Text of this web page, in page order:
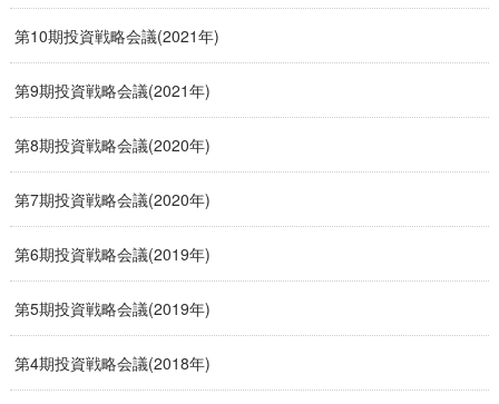
第10期投資戦略会議(2021年)
第9期投資戦略会議(2021年)
第8期投資戦略会議(2020年)
第7期投資戦略会議(2020年)
第6期投資戦略会議(2019年)
第5期投資戦略会議(2019年)
第4期投資戦略会議(2018年)